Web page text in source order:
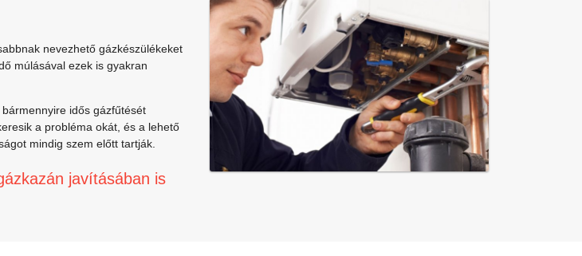
nevezhető gázkészülékeket
múlásával ezek is gyakran
idős gázfűtését
a probléma okát, és a lehető
mindig szem előtt tartják.
javításában is